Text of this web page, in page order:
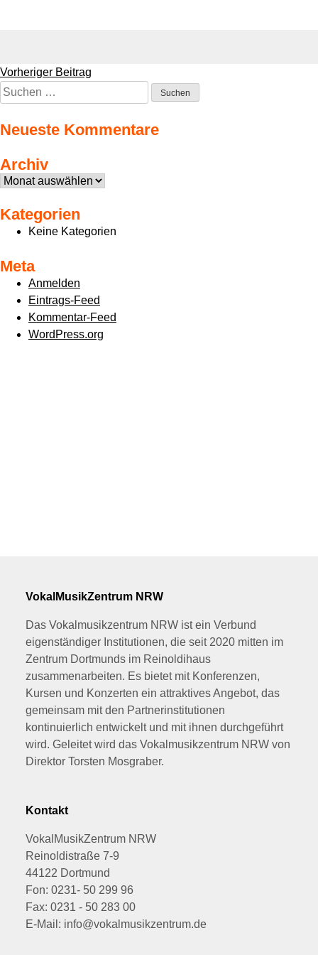
Beitragsnavigation
Vorheriger Beitrag
Suchen
nach:
Neueste Kommentare
Archiv
Archiv
Kategorien
Keine Kategorien
Meta
Anmelden
Eintrags-Feed
Kommentar-Feed
WordPress.org
VokalMusikZentrum NRW
Das Vokalmusikzentrum NRW ist ein Verbund
eigenständiger Institutionen, die seit 2020 mitten im
Zentrum Dortmunds im Reinoldihaus
zusammenarbeiten. Es bietet mit Konferenzen,
Kursen und Konzerten ein attraktives Angebot, das
gemeinsam mit den Partnerinstitutionen
kontinuierlich entwickelt und mit ihnen durchgeführt
wird. Geleitet wird das Vokalmusikzentrum NRW von
Direktor Torsten Mosgraber.
Kontakt
VokalMusikZentrum NRW
Reinoldistraße 7-9
44122 Dortmund
Fon: 0231- 50 299 96
Fax: 0231 - 50 283 00
E-Mail: info@vokalmusikzentrum.de